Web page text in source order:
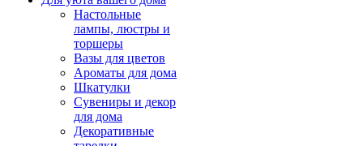
Настольные
лампы, люстры и
торшеры
Вазы для цветов
Ароматы для дома
Шкатулки
Сувениры и декор
для дома
Декоративные